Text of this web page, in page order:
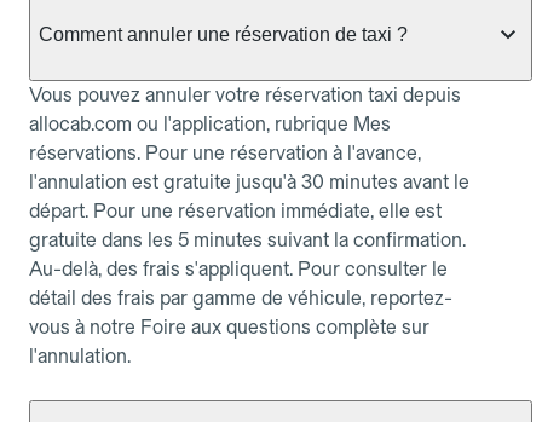
Comment annuler une réservation de taxi ?
Vous pouvez annuler votre réservation taxi depuis
allocab.com ou l'application, rubrique Mes
réservations. Pour une réservation à l'avance,
l'annulation est gratuite jusqu'à 30 minutes avant le
départ. Pour une réservation immédiate, elle est
gratuite dans les 5 minutes suivant la confirmation.
Au-delà, des frais s'appliquent. Pour consulter le
détail des frais par gamme de véhicule, reportez-
vous à notre Foire aux questions complète sur
l'annulation.